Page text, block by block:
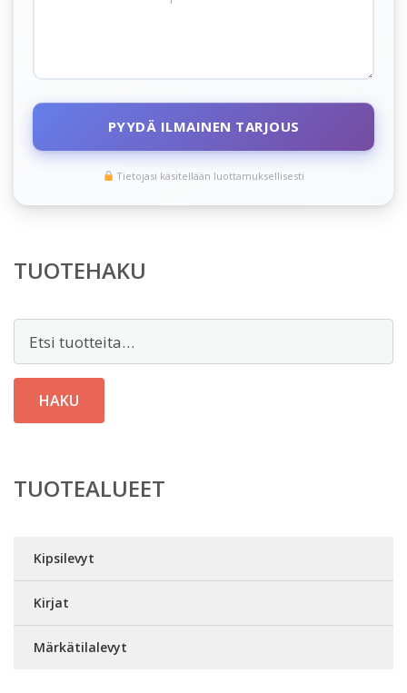
PYYDÄ ILMAINEN TARJOUS
Tietojasi käsitellään luottamuksellisesti
TUOTEHAKU
HAKU
TUOTEALUEET
Kipsilevyt
Kirjat
Märkätilalevyt